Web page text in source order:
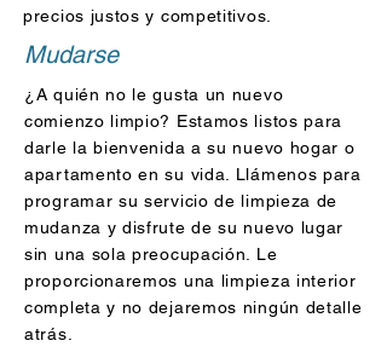
precios justos y competitivos.
Mudarse
¿A quién no le gusta un nuevo
comienzo limpio? Estamos listos para
darle la bienvenida a su nuevo hogar o
apartamento en su vida. Llámenos para
programar su servicio de limpieza de
mudanza y disfrute de su nuevo lugar
sin una sola preocupación. Le
proporcionaremos una limpieza interior
completa y no dejaremos ningún detalle
atrás.